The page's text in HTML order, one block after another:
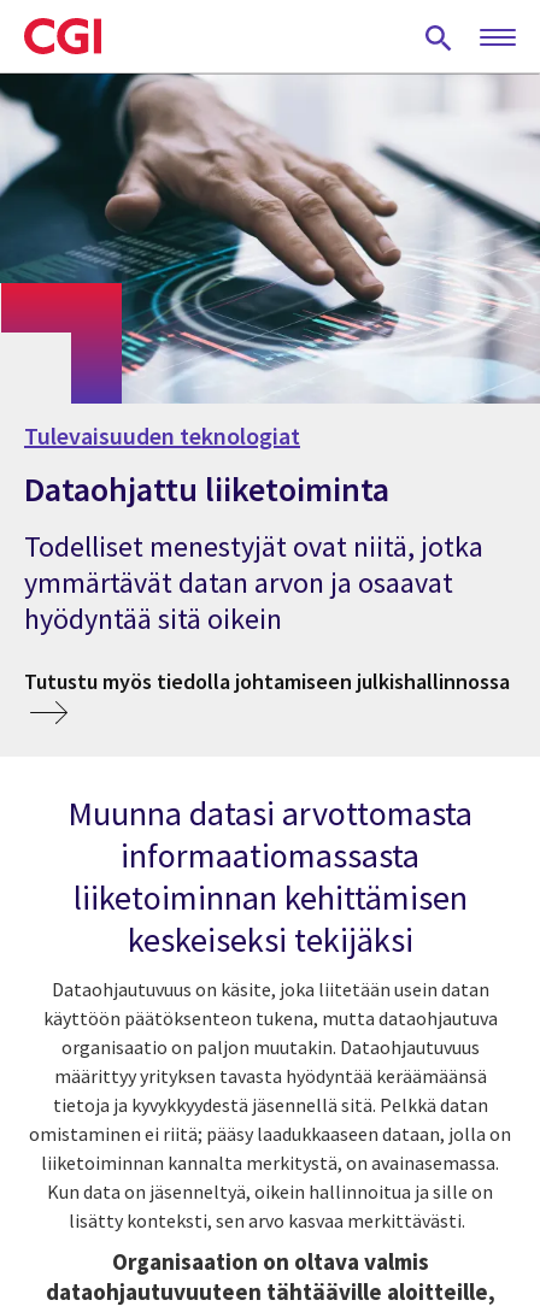
Skip
to
main
content
Tulevaisuuden teknologiat
Dataohjattu liiketoiminta
Todelliset menestyjät ovat niitä, jotka
ymmärtävät datan arvon ja osaavat
hyödyntää sitä oikein
Tutustu myös tiedolla johtamiseen julkishallinnossa
Muunna datasi arvottomasta
informaatiomassasta
liiketoiminnan kehittämisen
keskeiseksi tekijäksi
Dataohjautuvuus on käsite, joka liitetään usein datan
käyttöön päätöksenteon tukena, mutta dataohjautuva
organisaatio on paljon muutakin. Dataohjautuvuus
määrittyy yrityksen tavasta hyödyntää keräämäänsä
tietoja ja kyvykkyydestä jäsennellä sitä. Pelkkä datan
omistaminen ei riitä; pääsy laadukkaaseen dataan, jolla on
liiketoiminnan kannalta merkitystä, on avainasemassa.
Kun data on jäsenneltyä, oikein hallinnoitua ja sille on
lisätty konteksti, sen arvo kasvaa merkittävästi.
Organisaation on oltava valmis
dataohjautuvuuteen tähtääville aloitteille,